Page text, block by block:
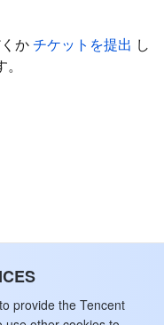
provide the Tencent
かチケットを提出 し